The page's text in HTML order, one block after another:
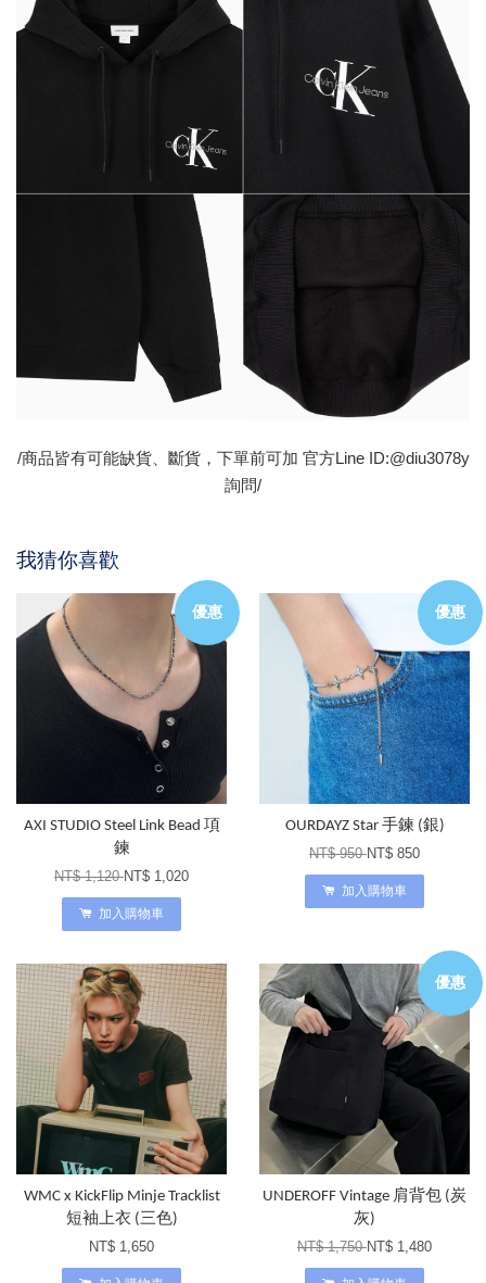
/商品皆有可能缺貨、斷貨，下單前可加 官方Line ID:@diu3078y
詢問/
我猜你喜歡
優惠
AXI STUDIO Steel Link Bead 項
鍊
NT$ 1,120NT$ 1,020
加入購物車
優惠
OURDAYZ Star 手鍊 (銀)
NT$ 950NT$ 850
加入購物車
WMC x KickFlip Minje Tracklist
短袖上衣 (三色)
NT$ 1,650
優惠
UNDEROFF Vintage 肩背包 (炭
灰)
NT$ 1,750NT$ 1,480